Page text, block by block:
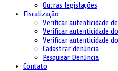
Outras legislações
Fiscalização
Verificar autenticidade
Verificar autenticidade
Verificar autenticidade
Cadastrar denúncia
Pesquisar Denúncia
Contato